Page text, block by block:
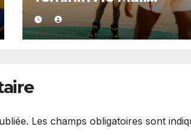
inflige une
correction
historique au Bénin
Les champs obligatoires sont